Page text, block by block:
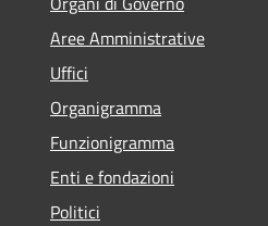
Aree Amministrative
Uffici
Organigramma
Funzionigramma
Enti e fondazioni
Politici